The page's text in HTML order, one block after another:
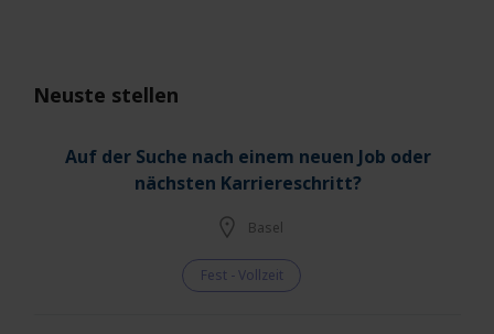
Neuste stellen
Auf der Suche nach einem neuen Job oder
nächsten Karriereschritt?
Basel
Fest - Vollzeit